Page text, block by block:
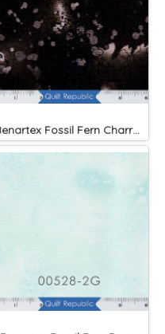
Benartex Fossil Fern Charred Wood